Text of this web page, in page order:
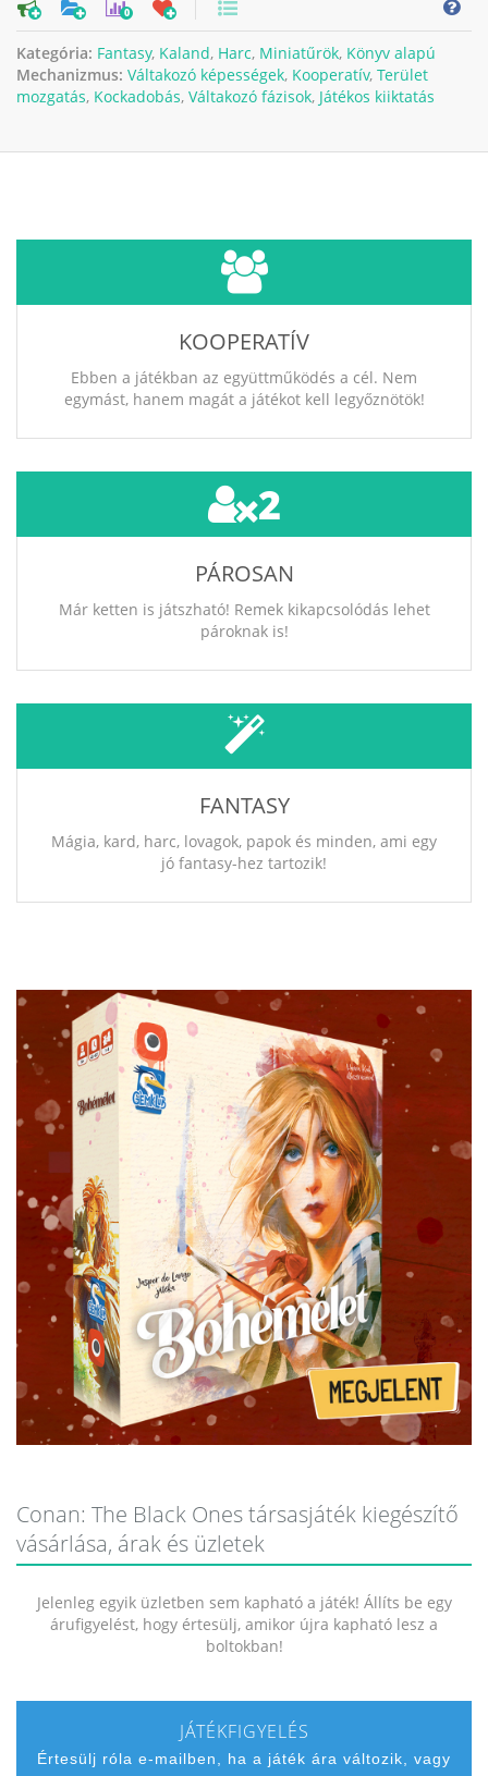
0
Kategória: Fantasy, Kaland, Harc, Miniatűrök, Könyv alapú
Mechanizmus: Váltakozó képességek, Kooperatív, Terület
mozgatás, Kockadobás, Váltakozó fázisok, Játékos kiiktatás
KOOPERATÍV
Ebben a játékban az együttműködés a cél. Nem
egymást, hanem magát a játékot kell legyőznötök!
2
PÁROSAN
Már ketten is játszható! Remek kikapcsolódás lehet
pároknak is!
FANTASY
Mágia, kard, harc, lovagok, papok és minden, ami egy
jó fantasy-hez tartozik!
Conan: The Black Ones társasjáték kiegészítő
vásárlása, árak és üzletek
Jelenleg egyik üzletben sem kapható a játék! Állíts be egy
árufigyelést, hogy értesülj, amikor újra kapható lesz a
boltokban!
JÁTÉKFIGYELÉS
Értesülj róla e-mailben, ha a játék ára változik, vagy